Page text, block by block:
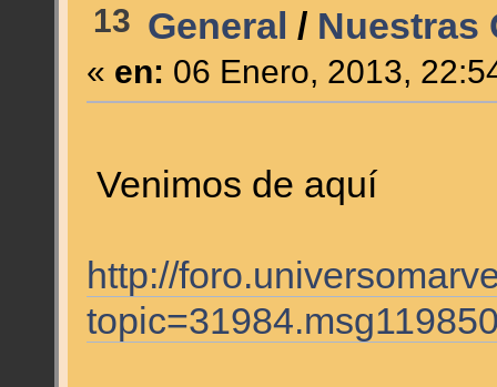
13 General / Nuestras
« en: 06 Enero, 2013,
Venimos de aquí
http://